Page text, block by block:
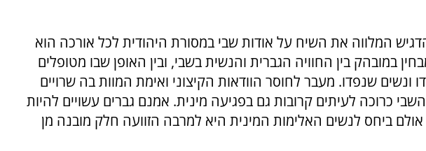
המלווה את השיח על אודות שבי במסורת היהודית לכל אורכה הוא
במובהק בין החוויה הגברית והנשית בשבי, ובין האופן שבו מטופלים
ונשים שנפדו. מעבר לחוסר הוודאות הקיצוני ואימת המוות בה שרויים
השבי כרוכה לעיתים קרובות גם בפגיעה מינית. אמנם גברים עשויים להיות
אולם ביחס לנשים האלימות המינית היא למרבה הזוועה חלק מובנה מן